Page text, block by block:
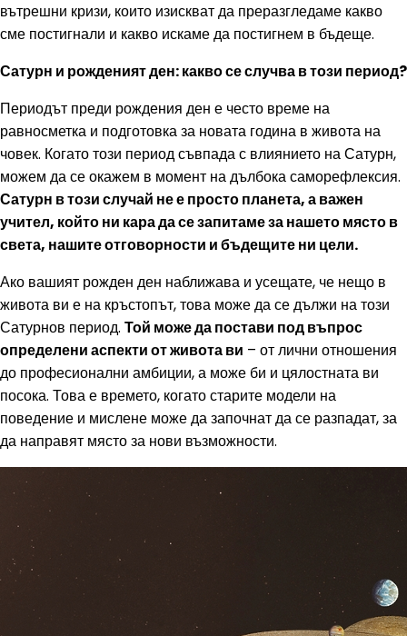
вътрешни кризи, които изискват да преразгледаме какво
сме постигнали и какво искаме да постигнем в бъдеще.
Сатурн и рожденият ден: какво се случва в този период?
Периодът преди рождения ден е често време на
равносметка и подготовка за новата година в живота на
човек. Когато този период съвпада с влиянието на Сатурн,
можем да се окажем в момент на дълбока саморефлексия.
Сатурн в този случай не е просто планета, а важен
учител, който ни кара да се запитаме за нашето място в
света, нашите отговорности и бъдещите ни цели.
Ако вашият рожден ден наближава и усещате, че нещо в
живота ви е на кръстопът, това може да се дължи на този
Сатурнов период. Той може да постави под въпрос
определени аспекти от живота ви – от лични отношения
до професионални амбиции, а може би и цялостната ви
посока. Това е времето, когато старите модели на
поведение и мислене може да започнат да се разпадат, за
да направят място за нови възможности.